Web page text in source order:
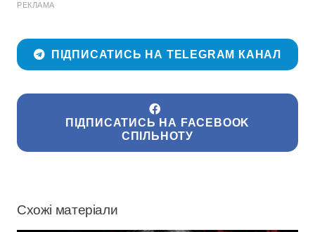
РЕКЛАМА
ПІДПИСАТИСЬ НА TELEGRAM КАНАЛ
ПІДПИСАТИСЬ НА FACEBOOK
СПІЛЬНОТУ
Схожі матеріали